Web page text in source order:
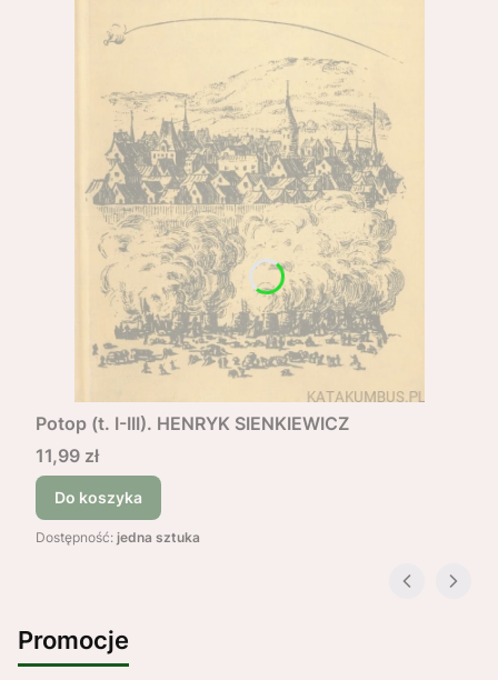
Potop (t. I-III). HENRYK SIENKIEWICZ
Cena
11,99 zł
Do koszyka
Dostępność: jedna sztuka
Promocje